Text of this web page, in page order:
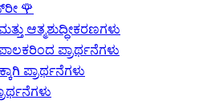
🌹
ಆತ್ಮಶುದ್ಧೀಕರಣಗಳು
ಪ್ರಾರ್ಥನೆಗಳು
ಪ್ರಾರ್ಥನೆಗಳು